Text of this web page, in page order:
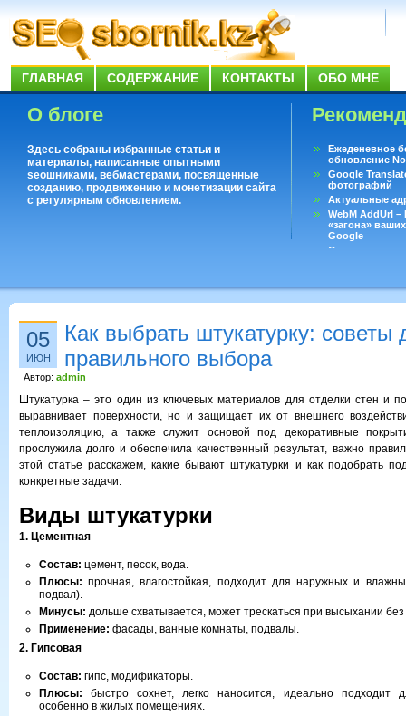
ГЛАВНАЯ СОДЕРЖАНИЕ КОНТАКТЫ ОБО МНЕ
О блоге
Здесь собраны избранные статьи и
материалы, написанные опытными
seoшниками, вебмастерами, посвященные
созданию, продвижению и монетизации сайта
с регулярным обновлением.
Ежеденевное
обновление
Google
фотографий
Актуальные
WebM AddUrl
«загона»
Google
Существует
05
ИЮН
Как выбрать штукатурку: советы
правильного выбора
Автор: admin
Штукатурка – это один из ключевых материалов для отделки стен и
выравнивает поверхности, но и защищает их от внешнего
теплоизоляцию, а также служит основой под декоративные
прослужила долго и обеспечила качественный результат, важно
этой статье расскажем, какие бывают штукатурки и как подобрать
конкретные задачи.
Виды штукатурки
1. Цементная
Состав: цемент, песок, вода.
Плюсы: прочная, влагостойкая, подходит для наружных и
подвал).
Минусы: дольше схватывается, может трескаться при высыхании
Применение: фасады, ванные комнаты, подвалы.
2. Гипсовая
Состав: гипс, модификаторы.
Плюсы: быстро сохнет, легко наносится, идеально подходит
особенно в жилых помещениях.